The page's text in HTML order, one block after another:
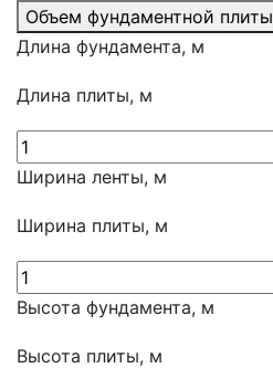
Объем фундаментной плиты
Длина фундамента, м
Длина плиты, м
Ширина ленты, м
Ширина плиты, м
Высота фундамента, м
Высота плиты, м